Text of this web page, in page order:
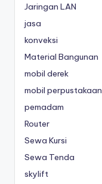
Jaringan LAN
jasa
konveksi
Material Bangunan
mobil derek
mobil perpustakaan
pemadam
Router
Sewa Kursi
Sewa Tenda
skylift